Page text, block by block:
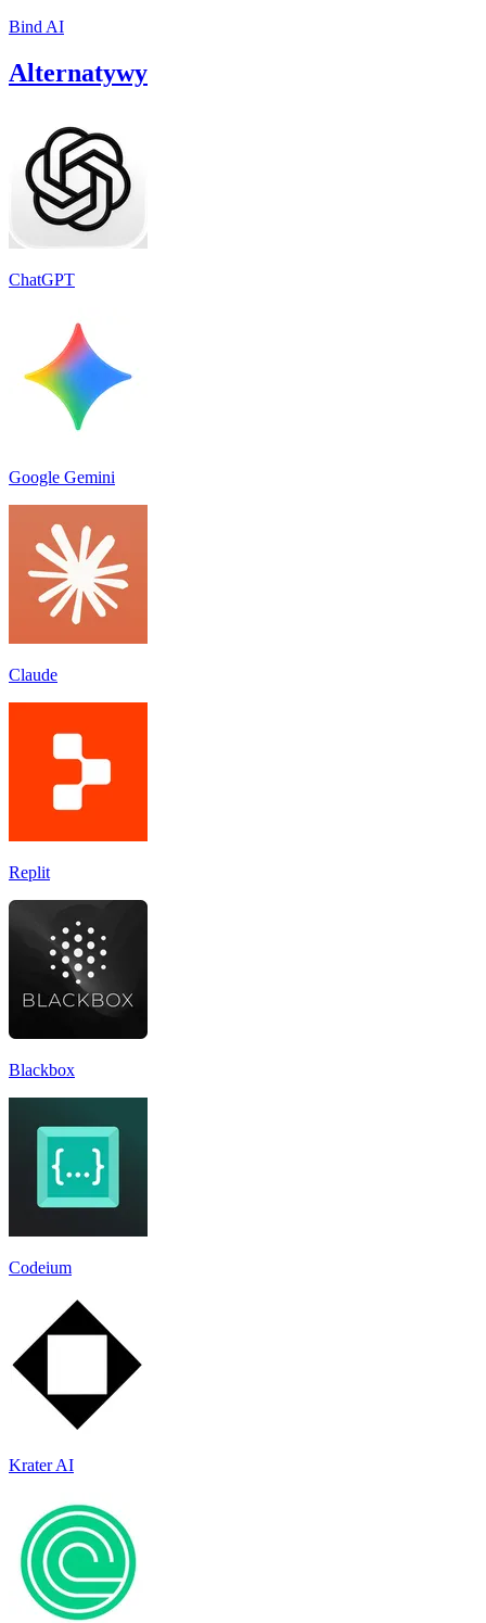
Bind AI
Alternatywy
ChatGPT
Google Gemini
Claude
Replit
Blackbox
Codeium
Krater AI